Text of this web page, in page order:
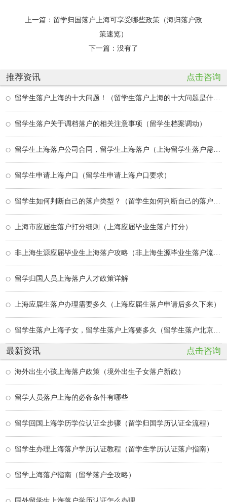
上一篇： 留学归国落户上海可享受哪些政策（海归落户政
策速览）
下一篇：没有了
推荐资讯 点击咨询
留学生落户关于调档落户的相关注意事项（留学生档案调动）
留学生申请上海户口（留学生申请上海户口要求）
上海市应届生落户打分细则（上海应届毕业生落户打分）
留学归国人员上海落户人才政策详解
上海应届生落户办理需要多久（上海应届生落户申请后多久下来）
最新资讯 点击咨询
海外出生小孩上海落户政策（境外出生子女落户新政）
留学人员落户上海的必备条件有哪些
留学回国上海学历学位认证全步骤（留学归国学历认证全流程）
留学生办理上海落户学历认证教程（留学生学历认证落户指南）
留学上海落户指南（留学落户全攻略）